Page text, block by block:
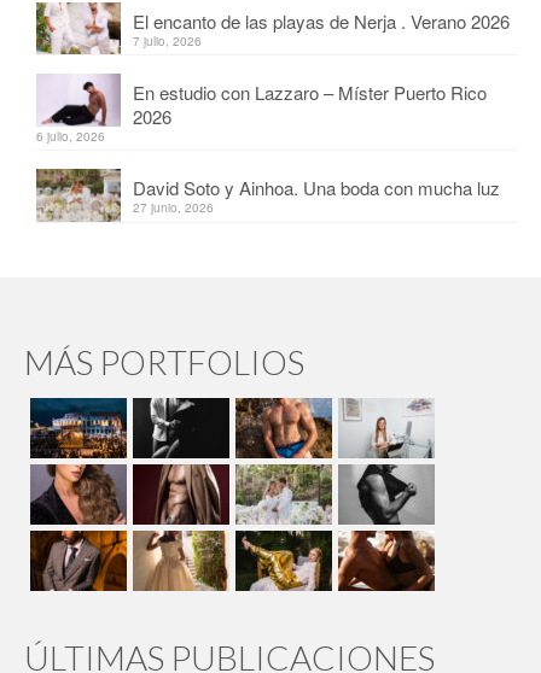
El encanto de las playas de Nerja . Verano 2026
7 julio, 2026
En estudio con Lazzaro – Míster Puerto Rico
2026
6 julio, 2026
David Soto y Ainhoa. Una boda con mucha luz
27 junio, 2026
MÁS PORTFOLIOS
ÚLTIMAS PUBLICACIONES